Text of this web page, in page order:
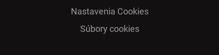
Nastavenia Cookies
Súbory cookies